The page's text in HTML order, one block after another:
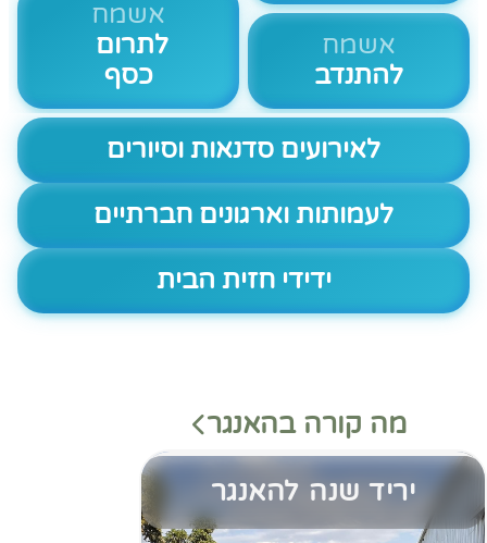
אשמח
להתנדב
אשמח
לתרום
כסף
לאירועים סדנאות וסיורים
לעמותות וארגונים חברתיים
ידידי חזית הבית
מה קורה בהאנגר
יריד שנה להאנגר